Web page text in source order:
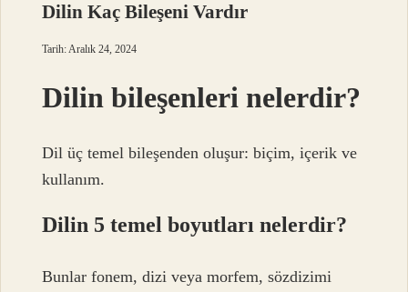
Dilin Kaç Bileşeni Vardır
Tarih: Aralık 24, 2024
Dilin bileşenleri nelerdir?
Dil üç temel bileşenden oluşur: biçim, içerik ve
kullanım.
Dilin 5 temel boyutları nelerdir?
Bunlar fonem, dizi veya morfem, sözdizimi